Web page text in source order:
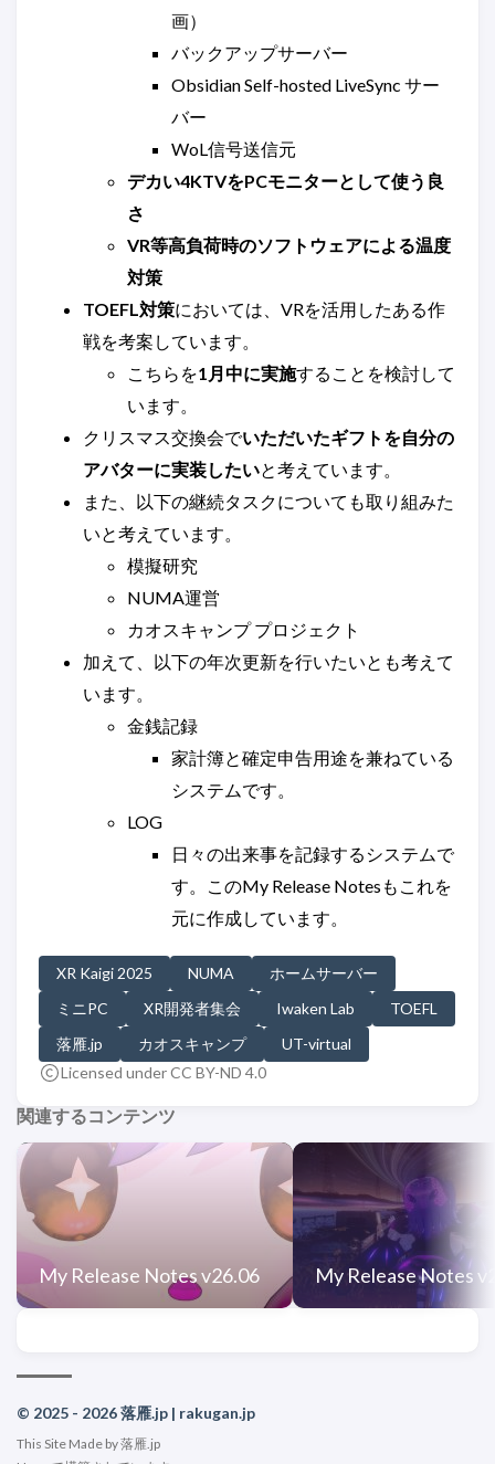
画）
バックアップサーバー
Obsidian Self-hosted LiveSync サー
バー
WoL信号送信元
デカい4KTVをPCモニターとして使う良
さ
VR等高負荷時のソフトウェアによる温度
対策
TOEFL対策においては、VRを活用したある作
戦を考案しています。
こちらを1月中に実施することを検討して
います。
クリスマス交換会でいただいたギフトを自分の
アバターに実装したいと考えています。
また、以下の継続タスクについても取り組みた
いと考えています。
模擬研究
NUMA運営
カオスキャンプ プロジェクト
加えて、以下の年次更新を行いたいとも考えて
います。
金銭記録
家計簿と確定申告用途を兼ねている
システムです。
LOG
日々の出来事を記録するシステムで
す。このMy Release Notesもこれを
元に作成しています。
XR Kaigi 2025 NUMA
ホームサーバー
ミニPC
XR開発者集会 Iwaken Lab
TOEFL
落雁.jp
カオスキャンプ
UT-virtual
Licensed under CC BY-ND 4.0
関連するコンテンツ
My Release Notes v26.06 My Release Notes
© 2025 - 2026 落雁.jp | rakugan.jp
This Site Made by 落雁.jp